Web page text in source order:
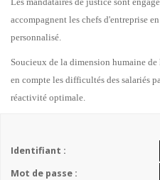
accompagnent les chefs d'entreprise
personnalisé.
Soucieux de la dimension humaine
en compte les difficultés des salariés
réactivité optimale.
Identifiant :
Mot de passe :